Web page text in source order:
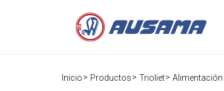
Inicio Productos Trioliet